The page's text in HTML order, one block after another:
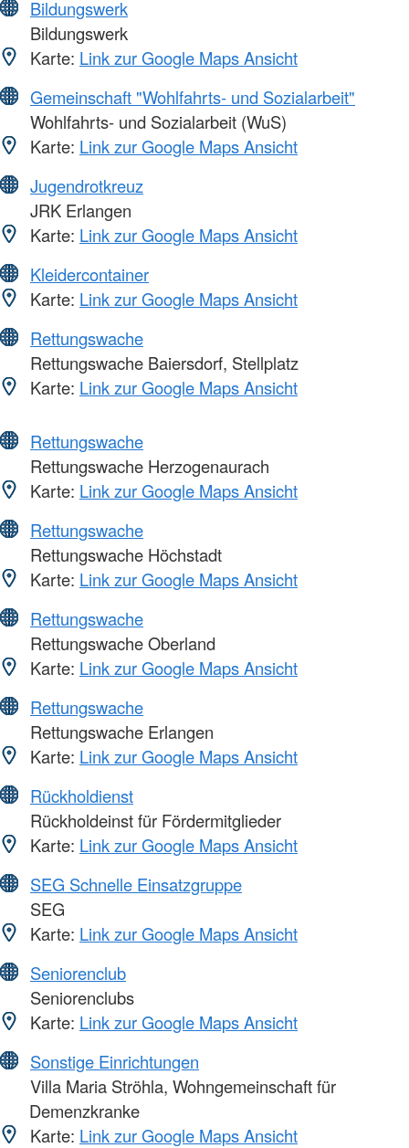
Bildungswerk
Bildungswerk
Karte: Link zur Google Maps Ansicht
Gemeinschaft "Wohlfahrts- und Sozialarbeit"
Wohlfahrts- und Sozialarbeit (WuS)
Karte: Link zur Google Maps Ansicht
Jugendrotkreuz
JRK Erlangen
Karte: Link zur Google Maps Ansicht
Kleidercontainer
Karte: Link zur Google Maps Ansicht
Rettungswache
Rettungswache Baiersdorf, Stellplatz
Karte: Link zur Google Maps Ansicht
Rettungswache
Rettungswache Herzogenaurach
Karte: Link zur Google Maps Ansicht
Rettungswache
Rettungswache Höchstadt
Karte: Link zur Google Maps Ansicht
Rettungswache
Rettungswache Oberland
Karte: Link zur Google Maps Ansicht
Rettungswache
Rettungswache Erlangen
Karte: Link zur Google Maps Ansicht
Rückholdienst
Rückholdeinst für Fördermitglieder
Karte: Link zur Google Maps Ansicht
SEG Schnelle Einsatzgruppe
SEG
Karte: Link zur Google Maps Ansicht
Seniorenclub
Seniorenclubs
Karte: Link zur Google Maps Ansicht
Sonstige Einrichtungen
Villa Maria Ströhla, Wohngemeinschaft für
Demenzkranke
Karte: Link zur Google Maps Ansicht